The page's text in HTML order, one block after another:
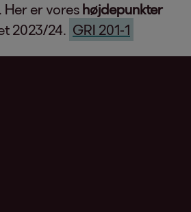
Her er vores højdepunkter
2023/24. GRI 201-1